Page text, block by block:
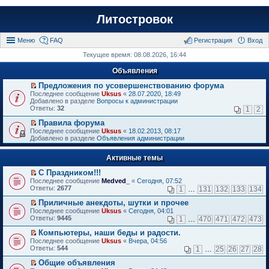
Литостровок
Меню FAQ Вход
Регистрация
Текущее время: 08.08.2026, 16:44
Объявления
П
е
р
й
т
и
к
п
в
о
м
у
н
е
п
р
о
ч
и
т
а
н
Предложения по усовершенствованию форума
Последнее сообщение Uksus « 28.07.2020, 18:49
Добавлено в разделе Вопросы к администрации
Ответы: 32 1 2
П
е
р
е
т
и
к
п
р
в
о
м
у
н
е
п
р
о
Правила форума
Последнее сообщение Uksus « 18.02.2013, 08:17
Добавлено в разделе Объявления администрации
Активные темы
П
е
е
й
т
и
к
п
е
р
в
о
С Праздником!!!
Последнее сообщение Medved_ « Сегодня, 07:52
Ответы: 2677 1 … 131 132 133 134
П
е
е
й
т
и
к
п
Приличные анекдоты, шутки и прочее
Последнее сообщение Uksus « Сегодня, 04:01
Ответы: 9445 1 … 470 471 472 473
П
е
е
Компьютеры, наши беды и радости.
Последнее сообщение Uksus « Вчера, 04:56
Ответы: 544 1 … 25 26 27 28
Общие объявления